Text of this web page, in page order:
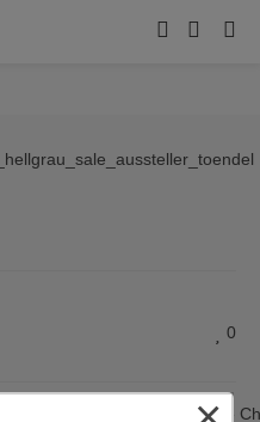
0
Hay, AAL 82, About A Lounge